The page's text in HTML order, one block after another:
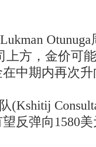
Otunuga
上方，金价可
中期内再次
反弹向1580